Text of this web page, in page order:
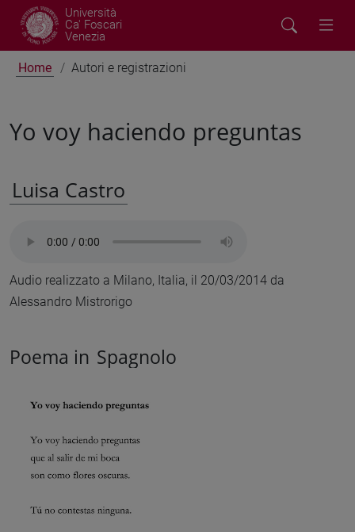
Università
Ca' Foscari
Venezia
Home Autori e registrazioni
Yo voy haciendo preguntas
Luisa Castro
Audio realizzato a Milano, Italia, il 20/03/2014 da
Alessandro Mistrorigo
Poema in Spagnolo